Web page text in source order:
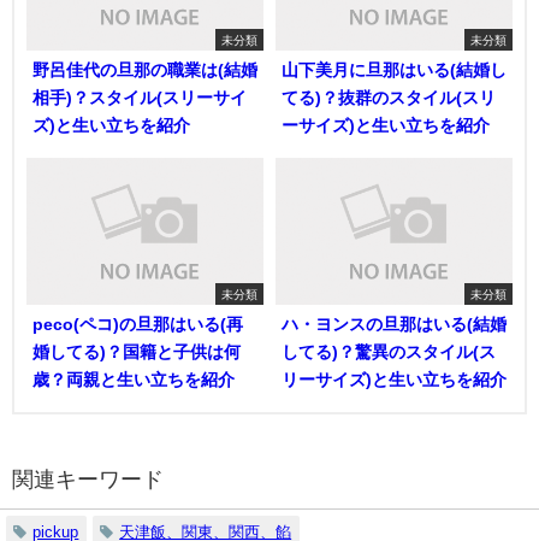
未分類
野呂佳代の旦那の職業は(結婚
相手)？スタイル(スリーサイ
ズ)と生い立ちを紹介
未分類
山下美月に旦那はいる(結婚し
てる)？抜群のスタイル(スリ
ーサイズ)と生い立ちを紹介
未分類
peco(ペコ)の旦那はいる(再
婚してる)？国籍と子供は何
歳？両親と生い立ちを紹介
未分類
ハ・ヨンスの旦那はいる(結婚
してる)？驚異のスタイル(ス
リーサイズ)と生い立ちを紹介
関連キーワード
pickup 天津飯、関東、関西、餡